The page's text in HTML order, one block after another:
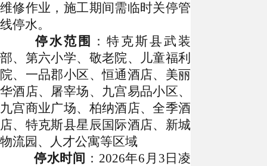
维修作业，施工期间需临时关停管
线停水。
停水范围
：特克斯县武装
部、第六小学、敬老院、儿童福利
院、一品郡小区、恒通酒店、美丽
华酒店、屠宰场、 九宫易品小区、
九宫商业广场、柏纳酒店、全季酒
店、特克斯县星辰国际酒店、 新城
物流园 、人才公寓等区域
停水时间 ：2026年6月3日凌